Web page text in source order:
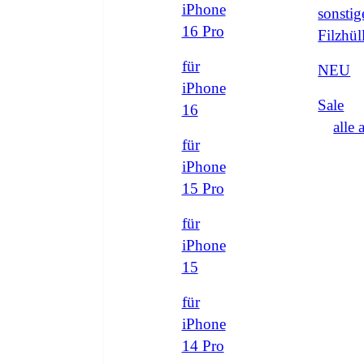
iPhone
16 Pro
für
iPhone
16
für
iPhone
15 Pro
für
iPhone
15
für
iPhone
14 Pro
NEU
Sale
alle